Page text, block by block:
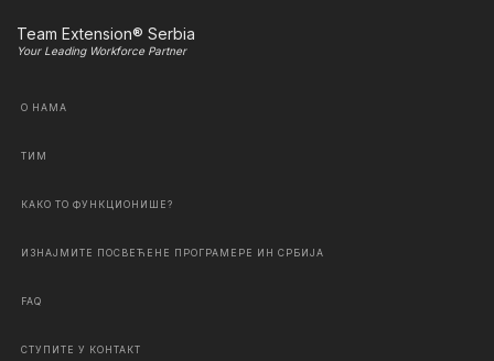
Team Extension® Serbia
Your Leading Workforce Partner
О НАМА
ТИМ
КАКО ТО ФУНКЦИОНИШЕ?
ИЗНАЈМИТЕ ПОСВЕЋЕНЕ ПРОГРАМЕРЕ ИН СРБИЈА
FAQ
СТУПИТЕ У КОНТАКТ